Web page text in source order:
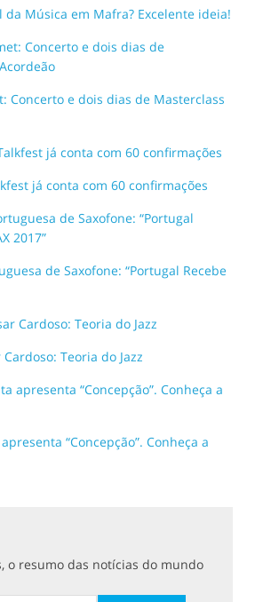
da Música em Mafra? Excelente ideia!
Concerto e dois dias de Masterclass
já conta com 60 confirmações
de Saxofone: “Portugal Recebe
Teoria do Jazz
“Concepção”. Conheça a
o resumo das notícias do mundo